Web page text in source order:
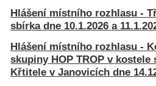
Hlášení místního rozhlasu -
sbírka dne 10.1.2026 a
Hlášení místního rozhlasu -
skupiny HOP TROP v kostele
Křtitele v Janovicích dne